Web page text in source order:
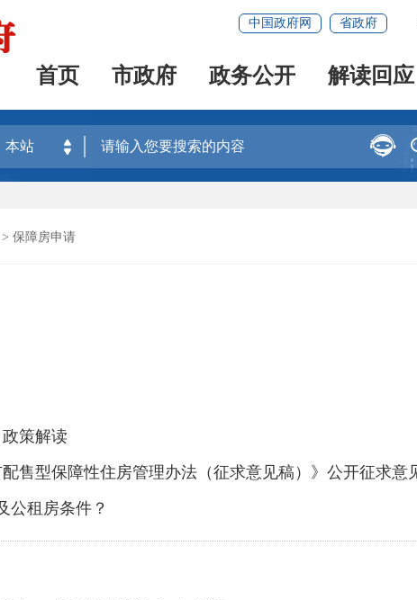
中国政府网 省政府
首页 市政府 政务公开 解读回应
本站 
> 保障房申请
策解读
售型保障性住房管理办法（征求意见稿）》公开征求意
公租房条件？